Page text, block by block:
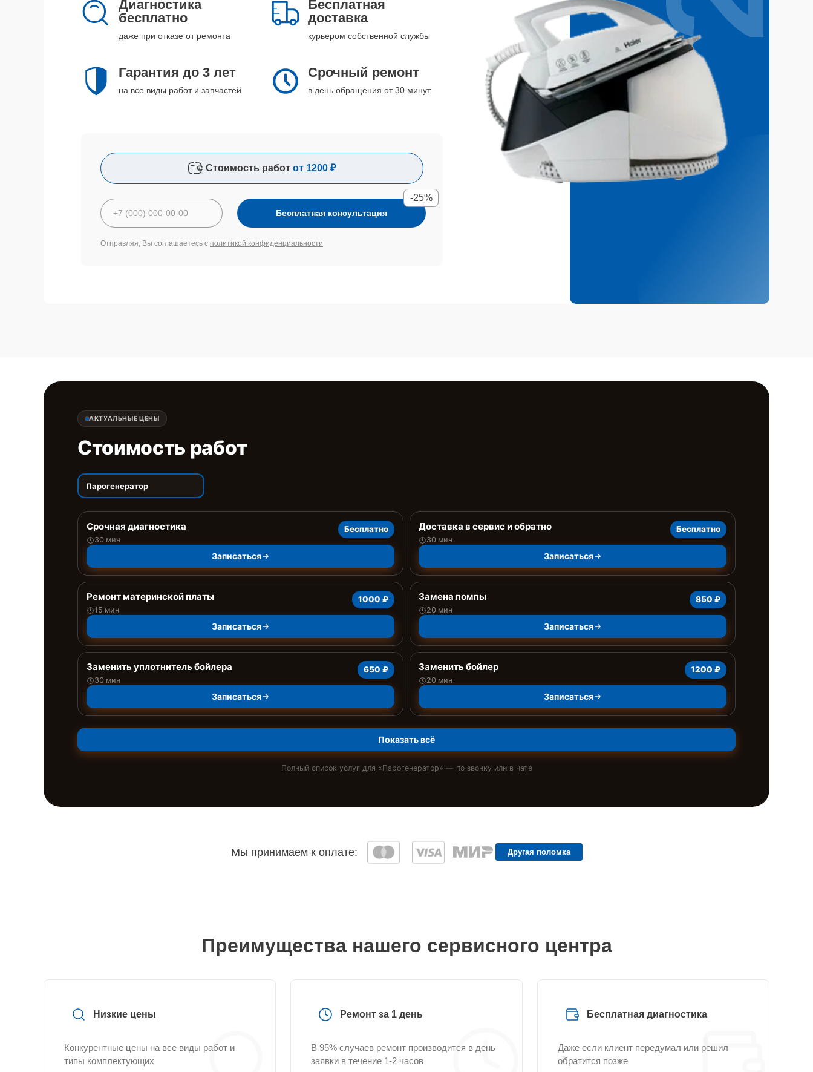
Диагностика
бесплатно
даже при отказе от ремонта
Бесплатная
доставка
курьером собственной службы
Гарантия до 3 лет
на все виды работ и запчастей
Срочный ремонт
в день обращения от 30 минут
Стоимость работ от 1200 ₽
Бесплатная консультация
-25%
Отправляя, Вы соглашаетесь с политикой конфиденциальности
АКТУАЛЬНЫЕ ЦЕНЫ
Стоимость работ
Парогенератор
Срочная диагностика
30 мин
Бесплатно
Записаться
Доставка в сервис и обратно
30 мин
Бесплатно
Записаться
Ремонт материнской платы
15 мин
1000 ₽
Записаться
Замена помпы
20 мин
850 ₽
Записаться
Заменить уплотнитель бойлера
30 мин
650 ₽
Записаться
Заменить бойлер
20 мин
1200 ₽
Записаться
Показать всё
Полный список услуг для «Парогенератор» — по звонку или в чате
Мы принимаем к оплате: Другая поломка
Преимущества нашего сервисного центра
Низкие цены
Конкурентные цены на все виды работ и
типы комплектующих
Ремонт за 1 день
В 95% случаев ремонт производится в день
заявки в течение 1-2 часов
Бесплатная диагностика
Даже если клиент передумал или решил
обратится позже